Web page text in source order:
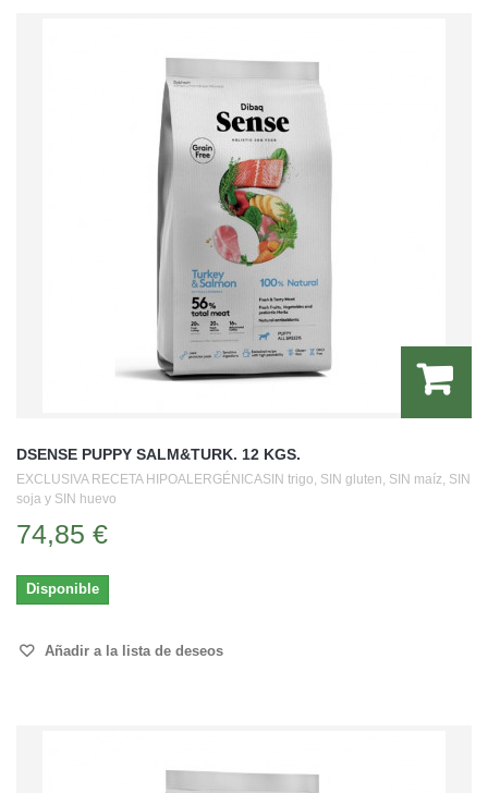
DSENSE PUPPY SALM&TURK. 12 KGS.
EXCLUSIVA RECETA HIPOALERGÉNICASIN trigo, SIN gluten, SIN maíz, SIN
soja y SIN huevo
74,85 €
Disponible
Añadir a la lista de deseos